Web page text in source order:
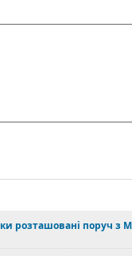
розташовані поруч з